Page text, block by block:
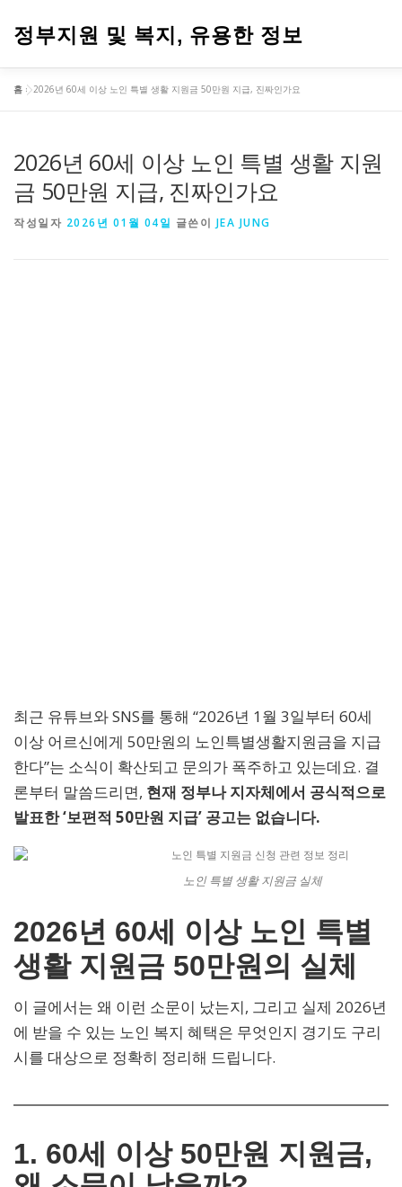
정부지원 및 복지, 유용한 정보
홈 »2026년 60세 이상 노인 특별 생활 지원금 50만원 지급, 진짜인가요
2026년 60세 이상 노인 특별 생활 지원
금 50만원 지급, 진짜인가요
작성일자 2026년 01월 04일 글쓴이 JEA JUNG
최근 유튜브와 SNS를 통해 “2026년 1월 3일부터 60세
이상 어르신에게 50만원의 노인특별생활지원금을 지급
한다”는 소식이 확산되고 문의가 폭주하고 있는데요. 결
론부터 말씀드리면, 현재 정부나 지자체에서 공식적으로
발표한 ‘보편적 50만원 지급’ 공고는 없습니다.
노인 특별 생활 지원금 실체
2026년 60세 이상 노인 특별
생활 지원금 50만원의 실체
이 글에서는 왜 이런 소문이 났는지, 그리고 실제 2026년
에 받을 수 있는 노인 복지 혜택은 무엇인지 경기도 구리
시를 대상으로 정확히 정리해 드립니다.
1. 60세 이상 50만원 지원금,